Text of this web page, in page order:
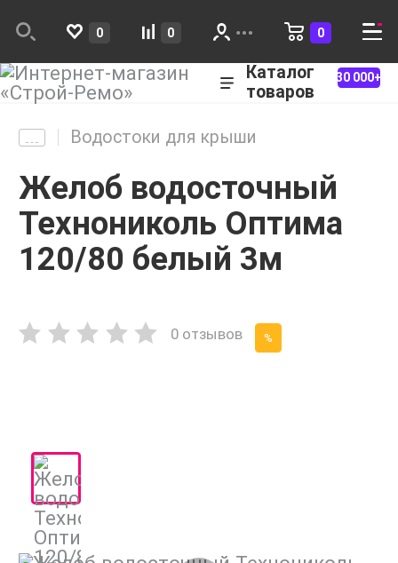
0 0 0
Каталог
товаров
30 000+
Водостоки для крыши
Желоб водосточный
Технониколь Оптима
120/80 белый 3м
0 отзывов %